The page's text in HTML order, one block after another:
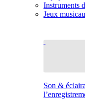
Instruments
Jeux
Son &